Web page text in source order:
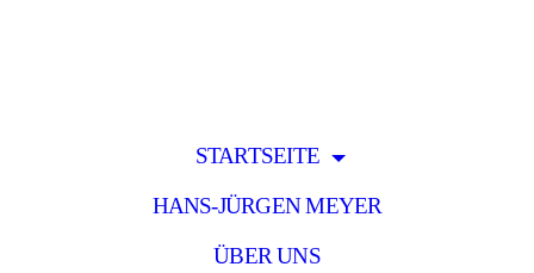
STARTSEITE
HANS-JÜRGEN MEYER
ÜBER UNS